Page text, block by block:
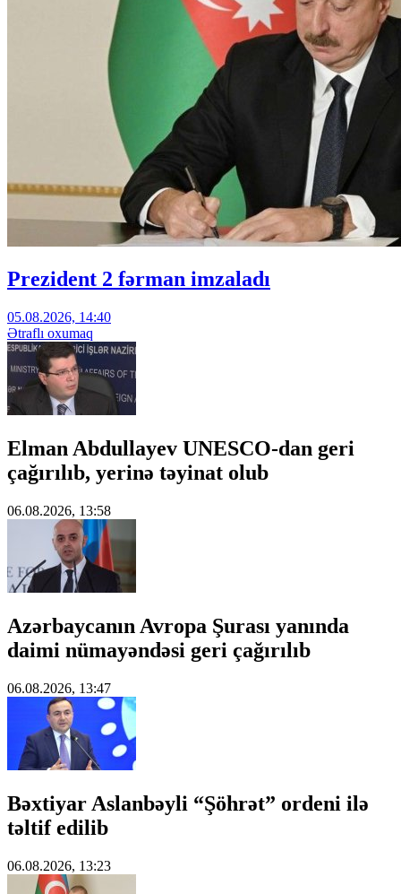
Prezident 2 fərman imzaladı
05.08.2026, 14:40
Ətraflı oxumaq
Elman Abdullayev UNESCO-dan geri
çağırılıb, yerinə təyinat olub
06.08.2026, 13:58
Azərbaycanın Avropa Şurası yanında
daimi nümayəndəsi geri çağırılıb
06.08.2026, 13:47
Bəxtiyar Aslanbəyli “Şöhrət” ordeni ilə
təltif edilib
06.08.2026, 13:23